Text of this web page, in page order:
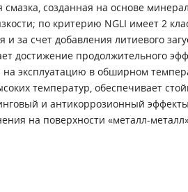
смазка, созданная на основе
по критерию NGLI имеет 2
и за счет добавления литиевого
достижение продолжительного
на эксплуатацию в обширном
температур, обеспечивает
и антикоррозионный
на поверхности «металл-